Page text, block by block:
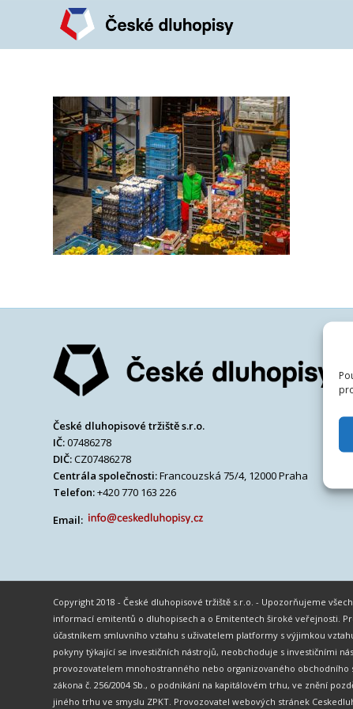
České dluhopisové tržiště s.r.o.
IČ:07486278
DIČ:CZ07486278
Centrála společnosti:Francouzská 75/4, 12000 Praha
Telefon:+420 770 163 226
Email:
Copyright 2018 - České dluhopisové tržiště s.r.o. - Upozorňujeme
informací emitentů o dluhopisech a o Emitentech široké veřejnosti.
účastníkem smluvního vztahu s uživatelem platformy s výjimkou
pokyny týkající se investičních nástrojů, neobchoduje s investičními
provozovatelem mnohostranného nebo organizovaného obchodního
zákona č. 256/2004 Sb., o podnikání na kapitálovém trhu, ve znění
jiného trhu ve smyslu ZPKT. Provozovatel webových stránek